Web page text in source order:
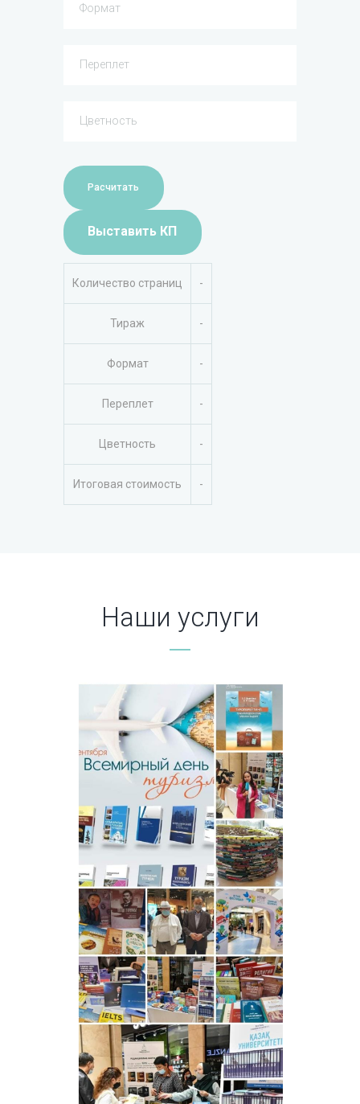
Расчитать
Выставить КП
Количество страниц -
Тираж -
Формат -
Переплет -
Цветность -
Итоговая стоимость -
Наши услуги